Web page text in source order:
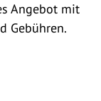
Angebot mit
Gebühren.